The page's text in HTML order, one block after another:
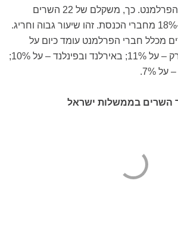
אלא גם ביחס לגודל הפרלמנט. כך, משקלם של 22 השרים
המכהנים כיום הוא כ-18% מחברי הכנסת. זהו שיעור גבוה וחריג.
מכלל חברי הפרלמנט עומד כיום על
13%; בהולנד ובדנמרק – על 11%; באירלנד ובפינלנד – על 10%;
7%.
השרים בממשלות ישראל